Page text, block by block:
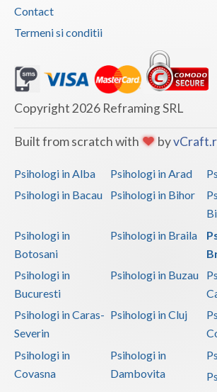
Contact
Termeni si conditii
Copyright 2026 Reframing SRL
Built from scratch with by
Psihologi in Alba Psihologi in Arad
Psihologi in Bacau
Psihologi in Bihor
Psihologi in
Botosani
Psihologi in Braila
Psihologi in
Bucuresti
Psihologi in Buzau
Psihologi in Caras-
Severin
Psihologi in Cluj
Psihologi in
Covasna
Psihologi in
Dambovita